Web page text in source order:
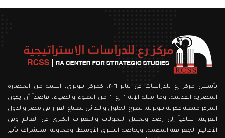
تأسس مركز رع للدراسات في يناير ٢٠٢١، كمركز تنويري، اسمه من الحضارة
المصرية القديمة، وما مثله الإله ” رع ” من الضوء والضياء، قاصداً أن يكون
المركز منصة فكرية تنويرية، تطرح الحلول والبدائل لصناع القرار في مصر والدول
العربية، ساعياً إلى رصد وتحليل التحولات والتغيرات الكبرى في العالم وفي
الأقاليم الجغرافية المهمة، وبخاصة الشرق الأوسط، ومحاولة استشراف تأثير